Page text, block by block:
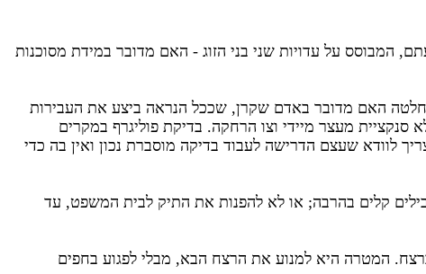
המבוסס על עדויות שני בני הזוג - האם מדובר במידת מסוכנות
בהחלטה האם מדובר באדם שקרן, שככל הנראה ביצע את העבירות
סנקציית מעצר מיידי וצו הרחקה. בדיקת פוליגרף במקרים
לוודא שעצם הדרישה לעבוד בדיקה מוסברת נכון ואין בה כדי
קלים בהרבה; או לא להפנות את התיק לבית המשפט, עד
המטרה היא למנוע את הרצח הבא, מבלי לפגוע בחפים